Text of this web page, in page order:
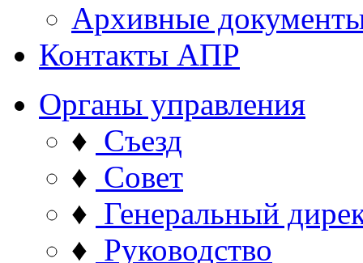
Архивные
Контакты АПР
Органы управления
♦ Съезд
♦ Совет
♦ Генеральный
♦ Руководство